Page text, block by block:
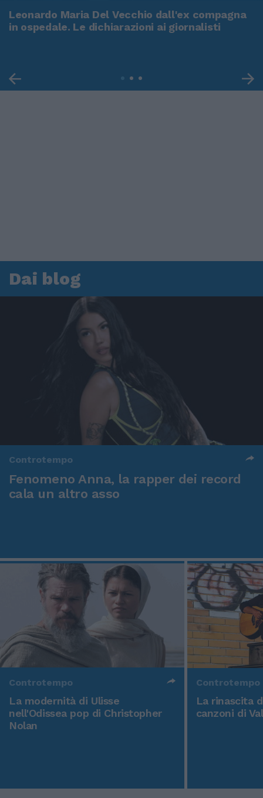
Leonardo Maria Del Vecchio dall'ex compagna
in ospedale. Le dichiarazioni ai giornalisti
Dai blog
Controtempo
Fenomeno Anna, la rapper dei record
cala un altro asso
Controtempo
La modernità di Ulisse
nell'Odissea pop di Christopher
Nolan
Controtempo
La rinascita
canzoni di